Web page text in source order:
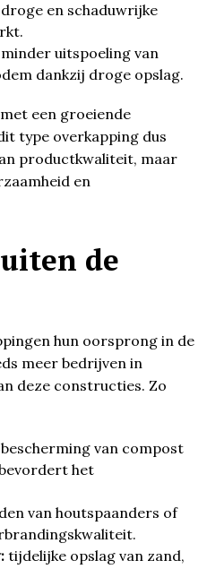
en schaduwrijke
minder uitspoeling van
dankzij droge opslag.
een groeiende
type overkapping dus
productkwaliteit, maar
en
de
hun oorsprong in de
meer bedrijven in
deze constructies. Zo
bescherming van compost
het
van houtspaanders of
tijdelijke opslag van zand,